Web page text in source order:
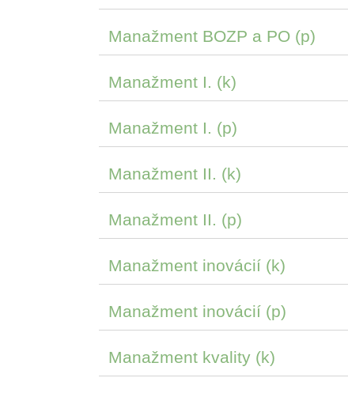
Manažment BOZP a PO (p)
Manažment I. (k)
Manažment I. (p)
Manažment II. (k)
Manažment II. (p)
Manažment inovácií (k)
Manažment inovácií (p)
Manažment kvality (k)